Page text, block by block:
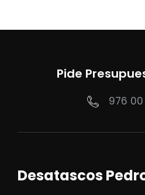
Pide
976
Desatascos